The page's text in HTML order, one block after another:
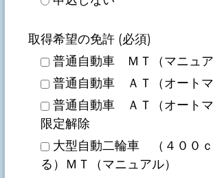
取得希望の免許 (必須)
普通自動車 ＭＴ（マニュア
普通自動車 ＡＴ（オートマ
普通自動車 ＡＴ（オート
限定解除
大型自動二輪車 （４００ｃ
る）ＭＴ（マニュアル）